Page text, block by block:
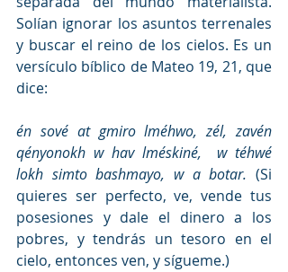
Solían ignorar los asuntos terrenales
y buscar el reino de los cielos. Es un
versículo bíblico de Mateo 19, 21, que
dice:
én sové at gmiro lméhwo, zél, zavén
qényonokh w hav lméskiné,  w téhwé
lokh simto bashmayo, w a botar. (Si
quieres ser perfecto, ve, vende tus
posesiones y dale el dinero a los
pobres, y tendrás un tesoro en el
cielo, entonces ven, y sígueme.)